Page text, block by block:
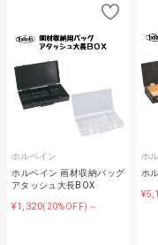
ホルベイン
ホルベイン 画材収納バッグ
アタッシュ大長BOX
¥1,320(20%OFF)～
ホ
ホ